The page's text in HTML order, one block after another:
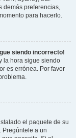
demás preferencias,
para hacerlo.
siendo incorrecto!
la hora sigue siendo
es errónea. Por favor
el paquete de su
Pregúntele a un